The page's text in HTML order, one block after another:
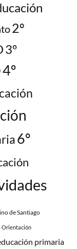
2º
3º
4º
6º
de Santiago
Orientación
primaria